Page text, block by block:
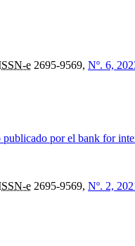
e 2695-9569, Nº. 6,
por el bank for
e 2695-9569, Nº. 2,